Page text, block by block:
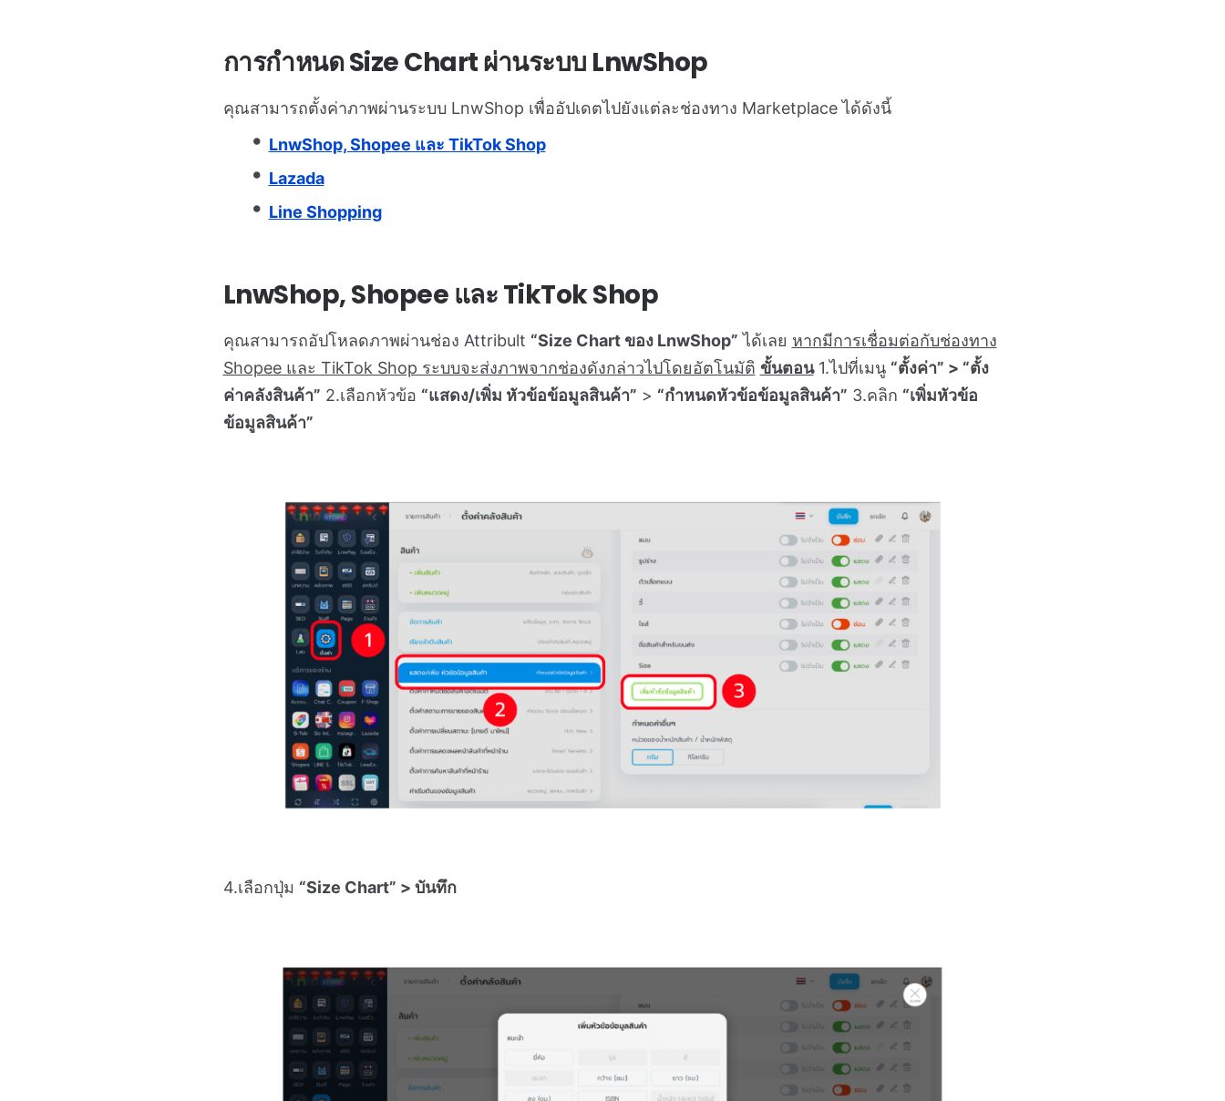
การกำหนด Size Chart ผ่านระบบ LnwShop
คุณสามารถตั้งค่าภาพผ่านระบบ LnwShop เพื่ออัปเดตไปยังแต่ละช่องทาง Marketplace ได้ดังนี้
LnwShop, Shopee และ TikTok Shop
Lazada
Line Shopping
LnwShop, Shopee และ TikTok Shop
คุณสามารถอัปโหลดภาพผ่านช่อง Attribult “Size Chart ของ LnwShop” ได้เลย หากมีการเชื่อมต่อกับช่องทาง
Shopee และ TikTok Shop ระบบจะส่งภาพจากช่องดังกล่าวไปโดยอัตโนมัติ ขั้นตอน1.ไปที่เมนู “ตั้งค่า” > “ตั้ง
ค่าคลังสินค้า” 2.เลือกหัวข้อ “แสดง/เพิ่ม หัวข้อข้อมูลสินค้า” > “กำหนดหัวข้อข้อมูลสินค้า” 3.คลิก “เพิ่มหัวข้อ
ข้อมูลสินค้า”
4.เลือกปุ่ม “Size Chart” > บันทึก